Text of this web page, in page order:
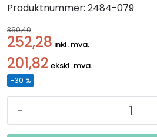
Produktnummer: 2484-079
360,40
252,28 inkl. mva.
201,82 ekskl. mva.
-30 %
-